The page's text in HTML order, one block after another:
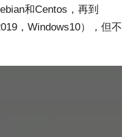
和Centos，再到
，Windows10），但不